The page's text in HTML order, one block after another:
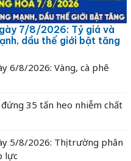
7/8/2026: Tỷ giá và
dầu thế giới bật tăng
6/8/2026: Vàng, cà phê
35 tấn heo nhiễm chất
5/8/2026: Thị trường phân
lực